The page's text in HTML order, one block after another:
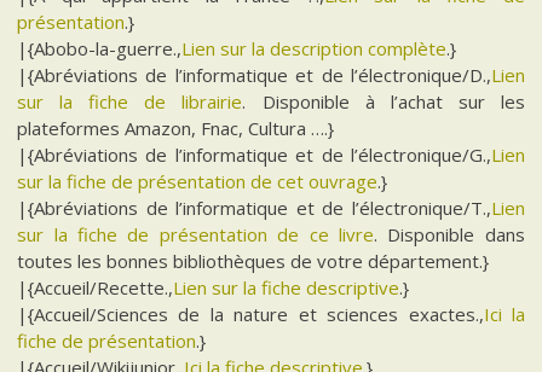
présentation.}
|{Abobo-la-guerre.,Lien sur la description complète.}
|{Abréviations de l’informatique et de l’électronique/D.,Lien
sur la fiche de librairie. Disponible à l’achat sur les
plateformes Amazon, Fnac, Cultura ….}
|{Abréviations de l’informatique et de l’électronique/G.,Lien
sur la fiche de présentation de cet ouvrage.}
|{Abréviations de l’informatique et de l’électronique/T.,Lien
sur la fiche de présentation de ce livre. Disponible dans
toutes les bonnes bibliothèques de votre département.}
|{Accueil/Recette.,Lien sur la fiche descriptive.}
|{Accueil/Sciences de la nature et sciences exactes.,Ici la
fiche de présentation.}